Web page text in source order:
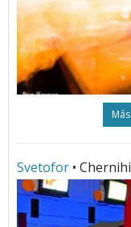
Svetofor •